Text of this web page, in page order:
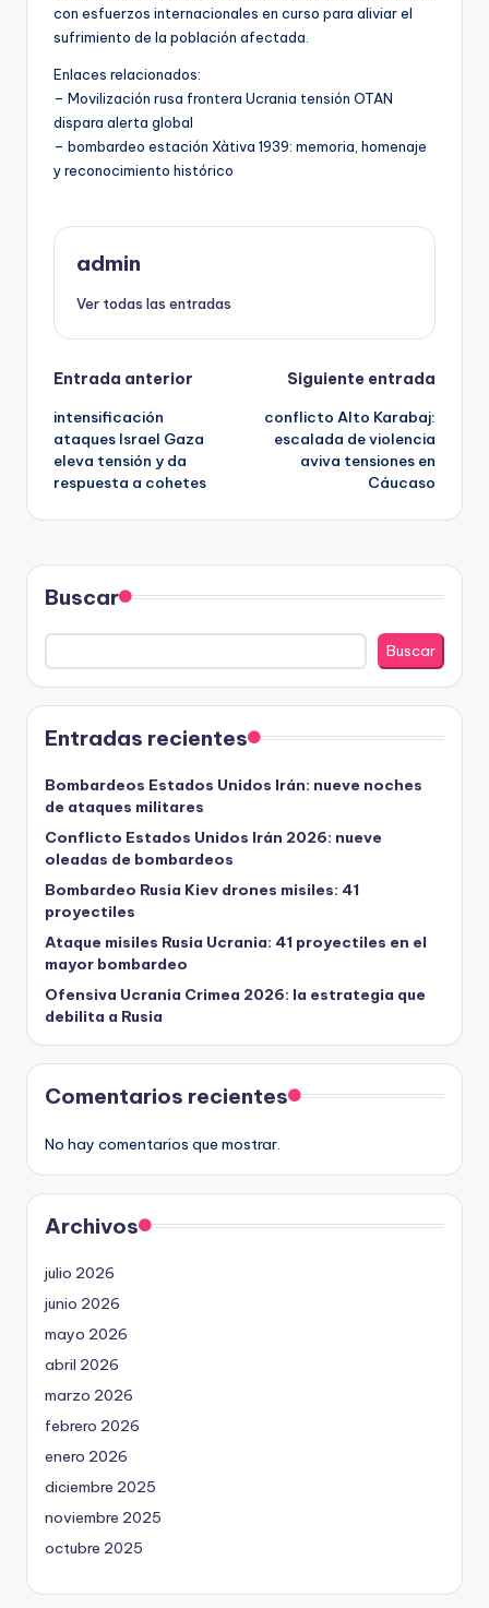
con esfuerzos internacionales en curso para aliviar el
sufrimiento de la población afectada.
Enlaces relacionados:
– Movilización rusa frontera Ucrania tensión OTAN
dispara alerta global
– bombardeo estación Xàtiva 1939: memoria, homenaje
y reconocimiento histórico
admin
Ver todas las entradas
Navegación
de
entradas
Entrada anterior
intensificación
ataques Israel Gaza
eleva tensión y da
respuesta a cohetes
Siguiente entrada
conflicto Alto Karabaj:
escalada de violencia
aviva tensiones en
Cáucaso
Buscar
Buscar
Entradas recientes
Bombardeos Estados Unidos Irán: nueve noches
de ataques militares
Conflicto Estados Unidos Irán 2026: nueve
oleadas de bombardeos
Bombardeo Rusia Kiev drones misiles: 41
proyectiles
Ataque misiles Rusia Ucrania: 41 proyectiles en el
mayor bombardeo
Ofensiva Ucrania Crimea 2026: la estrategia que
debilita a Rusia
Comentarios recientes
No hay comentarios que mostrar.
Archivos
julio 2026
junio 2026
mayo 2026
abril 2026
marzo 2026
febrero 2026
enero 2026
diciembre 2025
noviembre 2025
octubre 2025